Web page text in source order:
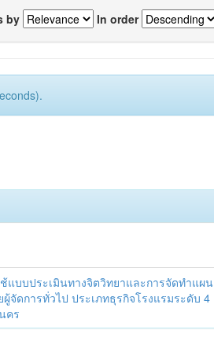
by In order
แบบประเมินทางจิตวิทยาและการจัดทำแผน
ดการทั่วไป ประเภทธุรกิจโรงแรมระดับ 4
คร